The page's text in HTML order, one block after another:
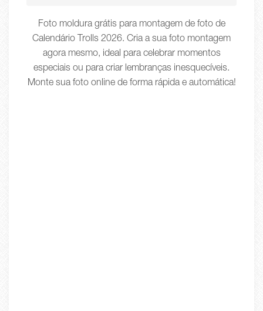
Foto moldura grátis para montagem de foto de
Calendário Trolls 2026. Cria a sua foto montagem
agora mesmo, ideal para celebrar momentos
especiais ou para criar lembranças inesquecíveis.
Monte sua foto online de forma rápida e automática!